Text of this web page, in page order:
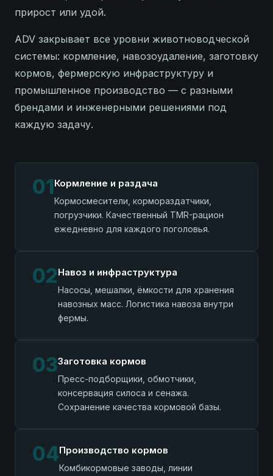
прирост или удой.
ADV закрывает все уровни животноводческой
системы: кормление, навозоудаление, заготовку
кормов, фермерскую инфраструктуру и
промышленное производство — с разными
брендами и инженерными решениями под
каждую задачу.
01Кормление и раздача
Кормосмесители, кормораздатчики,
погрузчики. Качественный TMR-рацион
ежедневно для каждого поголовья.
02Навоз и инфраструктура
Насосы, мешалки, ёмкости для хранения
навозных масс. Логистика навоза внутри
фермы.
03Заготовка кормов
Пресс-подборщики, обмотчики,
консервация силоса и сенажа.
Сохранение качества кормовой базы.
04Производство кормов
Комбикормовые заводы, линии